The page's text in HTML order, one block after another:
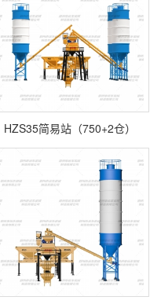
HZS35简易站（750+2仓）